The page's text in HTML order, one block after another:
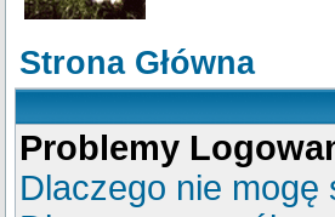
Strona Główna
Problemy
Dlaczego nie mogę